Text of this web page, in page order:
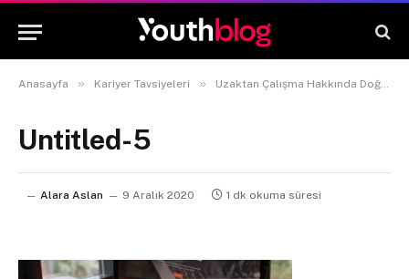
Anasayfa » Kariyer Tavsiyeleri » Uzaktan Çalışma Hakkında Doğru Bilinen Yanlışlar
Untitled-5
Alara Aslan 9 Aralık 2020 1 dk okuma süresi